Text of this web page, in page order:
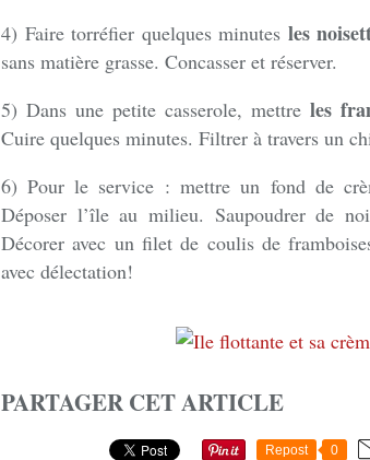
4) Faire torréfier quelques minutes les
sans matière grasse. Concasser et réserver.
5) Dans une petite casserole, mettre les
Cuire quelques minutes. Filtrer à travers un
6) Pour le service : mettre un fond de
Déposer l’île au milieu. Saupoudrer de
Décorer avec un filet de coulis de
avec délectation!
PARTAGER CET ARTICLE
Repost 0